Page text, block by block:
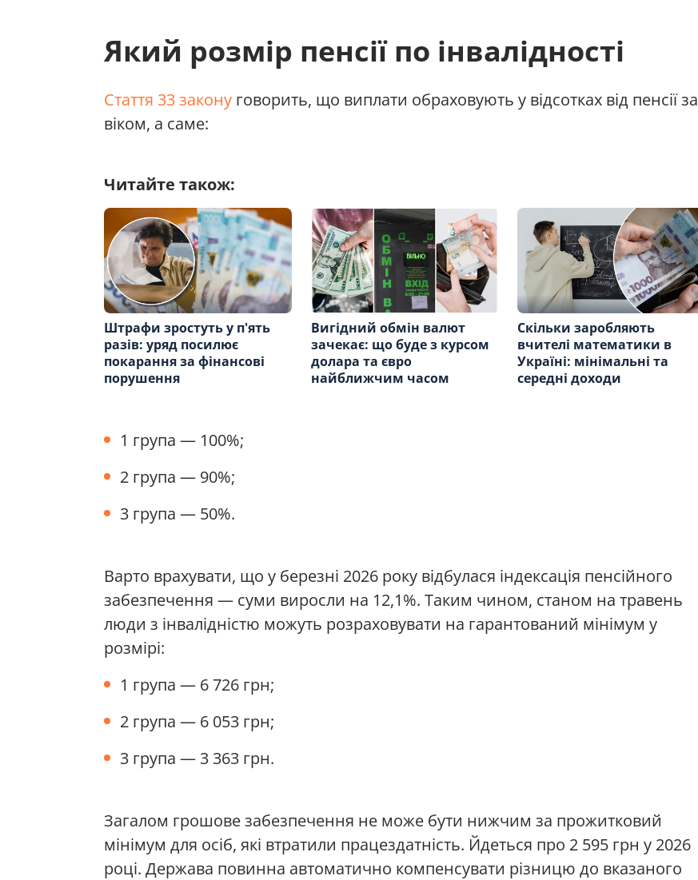
Який розмір пенсії по інвалідності
Стаття 33 закону говорить, що виплати обраховують у відсотках від пенсії за
віком, а саме:
Читайте також:
Штрафи зростуть у п'ять
разів: уряд посилює
покарання за фінансові
порушення
Вигідний обмін валют
зачекає: що буде з курсом
долара та євро
найближчим часом
Скільки заробляють
вчителі математики в
Україні: мінімальні та
середні доходи
1 група — 100%;
2 група — 90%;
3 група — 50%.
Варто врахувати, що у березні 2026 року відбулася індексація пенсійного
забезпечення — суми виросли на 12,1%. Таким чином, станом на травень
люди з інвалідністю можуть розраховувати на гарантований мінімум у
розмірі:
1 група — 6 726 грн;
2 група — 6 053 грн;
3 група — 3 363 грн.
Загалом грошове забезпечення не може бути нижчим за прожитковий
мінімум для осіб, які втратили працездатність. Йдеться про 2 595 грн у 2026
році. Держава повинна автоматично компенсувати різницю до вказаного